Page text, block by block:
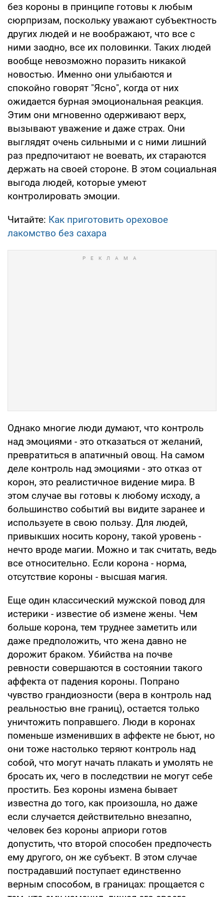
без короны в принципе готовы к любым
сюрпризам, поскольку уважают субъектность
других людей и не воображают, что все с
ними заодно, все их половинки. Таких людей
вообще невозможно поразить никакой
новостью. Именно они улыбаются и
спокойно говорят "Ясно", когда от них
ожидается бурная эмоциональная реакция.
Этим они мгновенно одерживают верх,
вызывают уважение и даже страх. Они
выглядят очень сильными и с ними лишний
раз предпочитают не воевать, их стараются
держать на своей стороне. В этом социальная
выгода людей, которые умеют
контролировать эмоции.
Читайте: Как приготовить ореховое
лакомство без сахара
Однако многие люди думают, что контроль
над эмоциями - это отказаться от желаний,
превратиться в апатичный овощ. На самом
деле контроль над эмоциями - это отказ от
корон, это реалистичное видение мира. В
этом случае вы готовы к любому исходу, а
большинство событий вы видите заранее и
используете в свою пользу. Для людей,
привыкших носить корону, такой уровень -
нечто вроде магии. Можно и так считать, ведь
все относительно. Если корона - норма,
отсутствие короны - высшая магия.
Еще один классический мужской повод для
истерики - известие об измене жены. Чем
больше корона, тем труднее заметить или
даже предположить, что жена давно не
дорожит браком. Убийства на почве
ревности совершаются в состоянии такого
аффекта от падения короны. Попрано
чувство грандиозности (вера в контроль над
реальностью вне границ), остается только
уничтожить поправшего. Люди в коронах
поменьше изменивших в аффекте не бьют, но
они тоже настолько теряют контроль над
собой, что могут начать плакать и умолять не
бросать их, чего в последствии не могут себе
простить. Без короны измена бывает
известна до того, как произошла, но даже
если случается действительно внезапно,
человек без короны априори готов
допустить, что второй способен предпочесть
ему другого, он же субъект. В этом случае
пострадавший поступает единственно
верным способом, в границах: прощается с